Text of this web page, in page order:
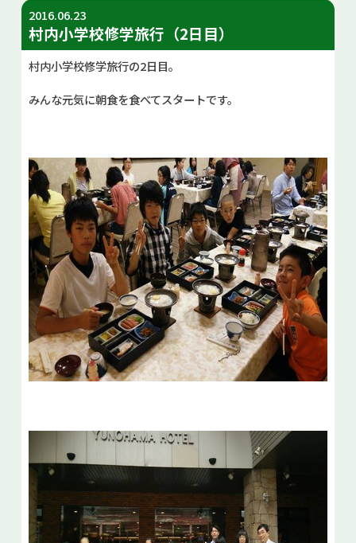
2016.06.23
村内小学校修学旅行（2日目）
村内小学校修学旅行の2日目。
みんな元気に朝食を食べてスタートです。